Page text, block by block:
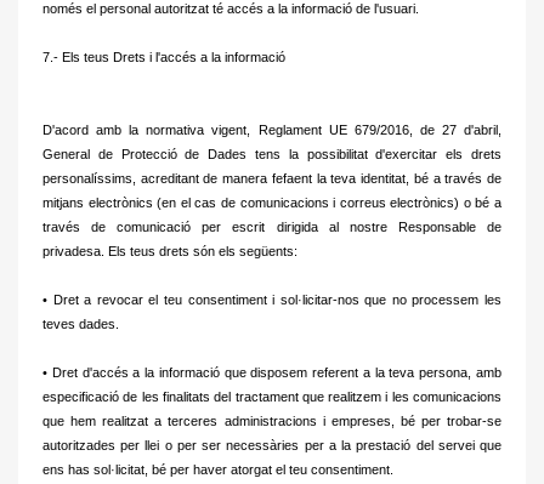
només el personal autoritzat té accés a la informació de l'usuari.
7.- Els teus Drets i l'accés a la informació
D'acord amb la normativa vigent, Reglament UE 679/2016, de 27 d'abril,
General de Protecció de Dades tens la possibilitat d'exercitar els drets
personalíssims, acreditant de manera fefaent la teva identitat, bé a través de
mitjans electrònics (en el cas de comunicacions i correus electrònics) o bé a
través de comunicació per escrit dirigida al nostre Responsable de
privadesa. Els teus drets són els següents:
• Dret a revocar el teu consentiment i sol·licitar-nos que no processem les
teves dades.
• Dret d'accés a la informació que disposem referent a la teva persona, amb
especificació de les finalitats del tractament que realitzem i les comunicacions
que hem realitzat a terceres administracions i empreses, bé per trobar-se
autoritzades per llei o per ser necessàries per a la prestació del servei que
ens has sol·licitat, bé per haver atorgat el teu consentiment.